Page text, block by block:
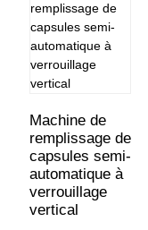
Machine de
remplissage de
capsules semi-
automatique à
verrouillage
vertical